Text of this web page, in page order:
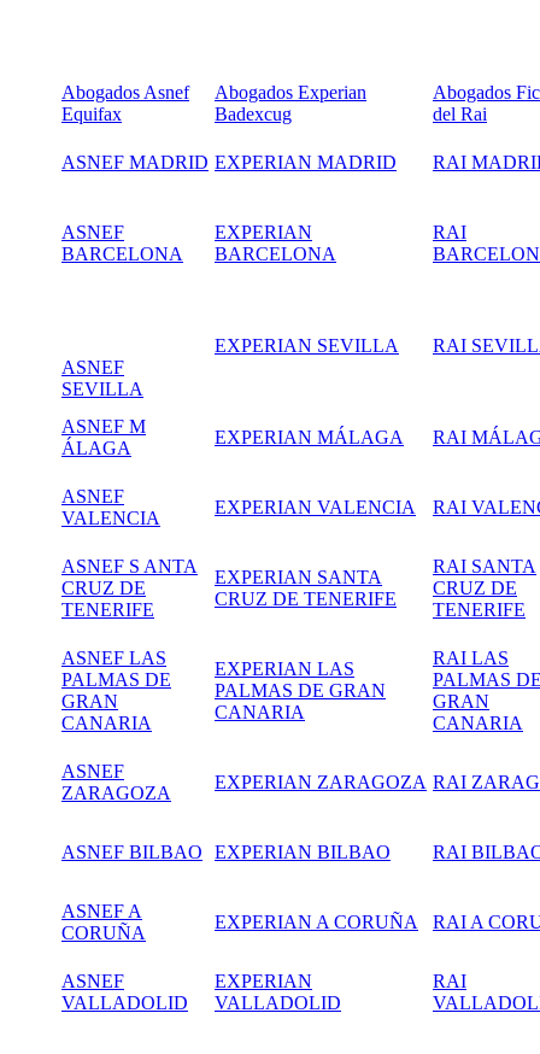
Abogados Asnef
Equifax
Abogados Experian
Badexcug
Abogados
del Rai
ASNEF MADRID EXPERIAN MADRID RAI
ASNEF
BARCELONA
EXPERIAN
BARCELONA
RAI
ASNEF
SEVILLA
EXPERIAN SEVILLA RAI
ASNEF M
ÁLAGA
EXPERIAN MÁLAGA RAI
ASNEF
VALENCIA
EXPERIAN VALENCIA RAI
ASNEF S ANTA
CRUZ DE
TENERIFE
EXPERIAN SANTA
CRUZ DE TENERIFE
RAI SANTA
CRUZ DE
TENERIFE
ASNEF LAS
PALMAS DE
GRAN
CANARIA
EXPERIAN LAS
PALMAS DE GRAN
CANARIA
RAI LAS
PALMAS
GRAN
CANARIA
ASNEF
ZARAGOZA
EXPERIAN ZARAGOZA RAI
ASNEF BILBAO EXPERIAN BILBAO RAI
ASNEF A
CORUÑA
EXPERIAN A CORUÑA RAI A
ASNEF
VALLADOLID
EXPERIAN
VALLADOLID
RAI